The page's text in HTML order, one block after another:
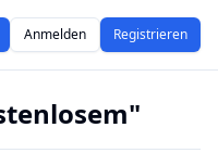
Anmelden Registrieren